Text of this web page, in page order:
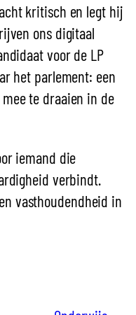
kritisch en legt hij
ons digitaal
voor de LP
het parlement: een
te draaien in de
iemand die
verbindt.
vasthoudendheid in